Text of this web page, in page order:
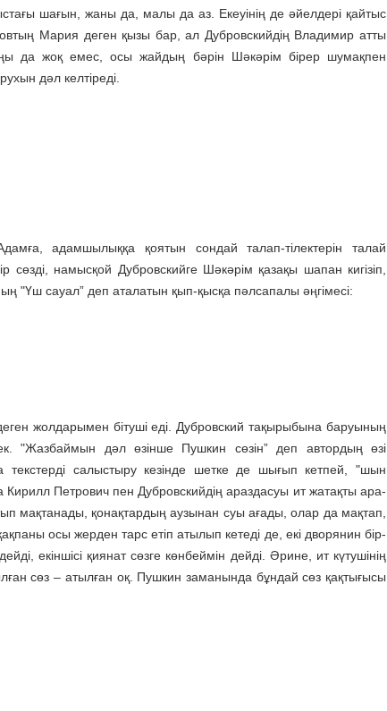
шағын, жаны да, малы да аз. Екеуінің де әйелдері қайтыс
Мария деген қызы бар, ал Дубровскийдің Владимир атты
да жоқ емес, осы жайдың бәрін Шәкәрім бірер шумақпен
дәл келтіреді.
адамшылыққа қоятын сондай талап-тілектерін талай
сөзді, намысқой Дубровскийге Шәкәрім қазақы шапан кигізіп,
"Үш сауал” деп аталатын қып-қысқа пәлсапалы әңгімесі:
жолдарымен бітуші еді. Дубровский тақырыбына баруының
"Жазбаймын дәл өзінше Пушкин сөзін” деп автордың өзі
тек­стерді салыстыру кезінде шетке де шығып кетпей, "шын
Петрович пен Дубровскийдің араздасуы ит жатақты ара­
мақтанады, қонақтардың аузынан суы ағады, олар да мақтап,
осы жерден тарс етіп атылып кетеді де, екі дворянин бір-
екіншісі қиянат сөзге көнбеймін дейді. Әрине, ит күтушінің
сөз – атылған оқ. Пушкин заманында бұндай сөз қақтығысы